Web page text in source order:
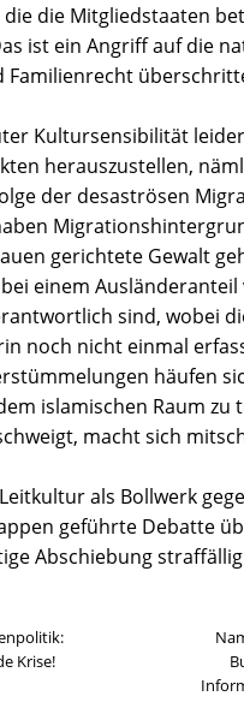
die Mitgliedstaaten
ist ein Angriff auf die
Familienrecht
Kultursensibilität
herauszustellen,
der desaströsen
gerichtete Gewalt
einem Ausländeranteil
sind, wobei
noch nicht einmal
häufen
islamischen Raum zu
macht sich
als Bollwerk
geführte Debatte
Abschiebung
Krise!